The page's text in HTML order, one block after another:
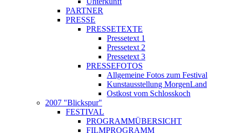
PARTNER
PRESSE
PRESSETEXTE
Pressetext 1
Pressetext 2
Pressetext 3
PRESSEFOTOS
Allgemeine Fotos zum Festival
Kunstausstellung MorgenLand
Ostkost vom Schlosskoch
2007 "Blickspur"
FESTIVAL
PROGRAMMÜBERSICHT
FILMPROGRAMM